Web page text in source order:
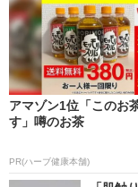
アマゾン1位「このお
す」噂のお茶
PR(ハーブ健康本舗)